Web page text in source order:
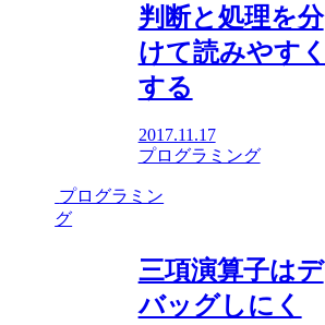
判断と処理を分
けて読みやすく
する
2017.11.17
プログラミング
プログラミン
グ
三項演算子はデ
バッグしにく